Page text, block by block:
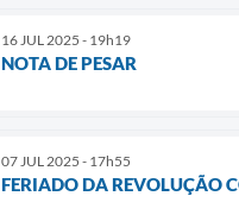
16 JUL 2025 - 19h19
NOTA DE PESAR
07 JUL 2025 - 17h55
FERIADO DA REVOLUÇÃO